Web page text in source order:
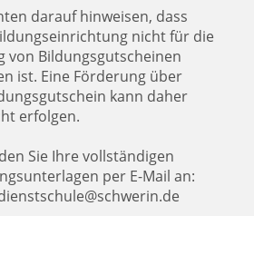
darauf hinweisen, dass
nicht für die
von Bildungsgutscheinen
ist. Eine Förderung über
kann daher
erfolgen.
Sie Ihre vollständigen
per E-Mail an: